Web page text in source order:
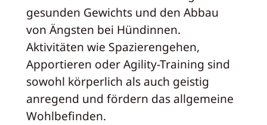
gesunden Gewichts und den Abbau
von Ängsten bei Hündinnen.
Aktivitäten wie Spazierengehen,
Apportieren oder Agility-Training sind
sowohl körperlich als auch geistig
anregend und fördern das allgemeine
Wohlbefinden.